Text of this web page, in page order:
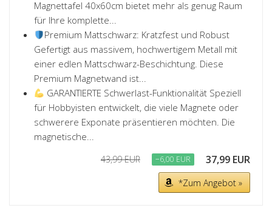
Magnettafel 40x60cm bietet mehr als genug Raum
für Ihre komplette...
Premium Mattschwarz: Kratzfest und Robust
Gefertigt aus massivem, hochwertigem Metall mit
einer edlen Mattschwarz-Beschichtung. Diese
Premium Magnetwand ist...
GARANTIERTE Schwerlast-Funktionalität Speziell
für Hobbyisten entwickelt, die viele Magnete oder
schwerere Exponate präsentieren möchten. Die
magnetische...
43,99 EUR −6,00 EUR 37,99 EUR
*Zum Angebot »